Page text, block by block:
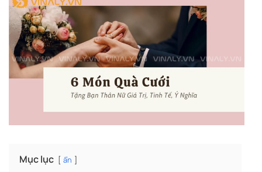
Mục lục ẩn